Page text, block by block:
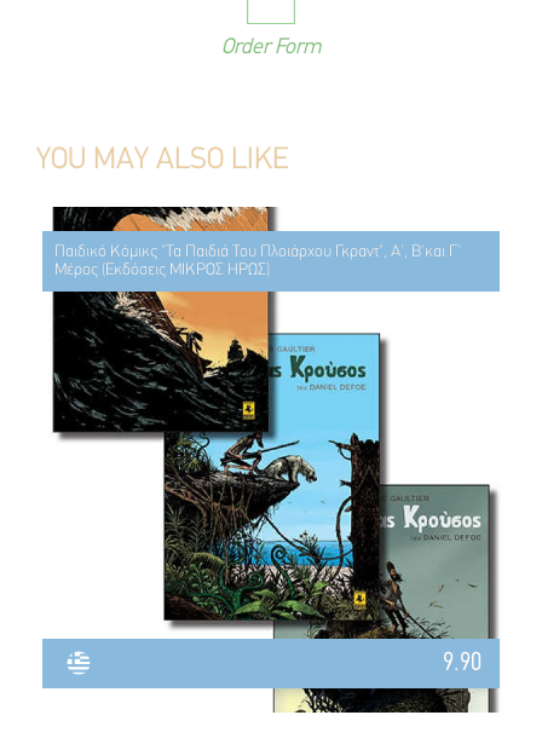
Order Form
YOU MAY ALSO LIKE
Παιδικό Κόμικς "Τα Παιδιά Του Πλοιάρχου Γκραντ", Α', Β'και Γ'
Μέρος (Εκδόσεις ΜΙΚΡΟΣ ΗΡΩΣ)
9.90